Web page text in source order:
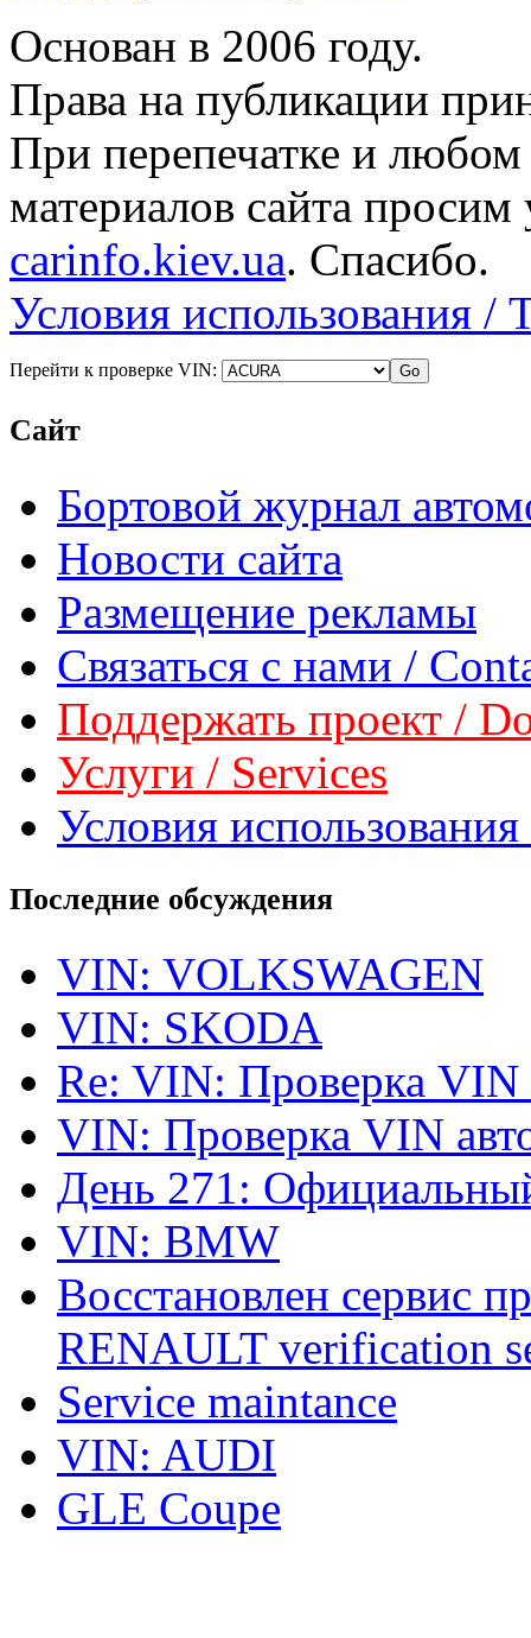
Основан в 2006 году.
Права на публикации
При перепечатке и
материалов сайта просим
carinfo.kiev.ua. Спасибо.
Условия использования /
Перейти к проверке VIN:
Сайт
Бортовой журнал
Новости сайта
Размещение рекламы
Связаться с нами /
Поддержать проект /
Услуги / Services
Условия
Последние обсуждения
VIN: VOLKSWAGEN
VIN: SKODA
Re: VIN: Проверка VIN
VIN: Проверка VIN
День 271:
VIN: BMW
Восстановлен сервис
RENAULT verification
Service maintance
VIN: AUDI
GLE Coupe